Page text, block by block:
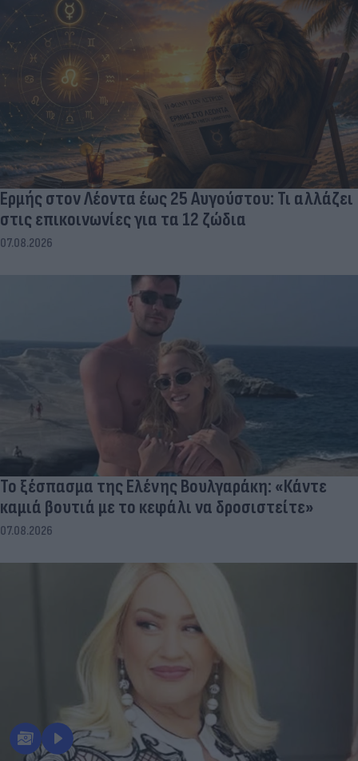
Ερμής στον Λέοντα έως 25 Αυγούστου: Τι αλλάζει
στις επικοινωνίες για τα 12 ζώδια
07.08.2026
Το ξέσπασμα της Ελένης Βουλγαράκη: «Κάντε
καμιά βουτιά με το κεφάλι να δροσιστείτε»
07.08.2026